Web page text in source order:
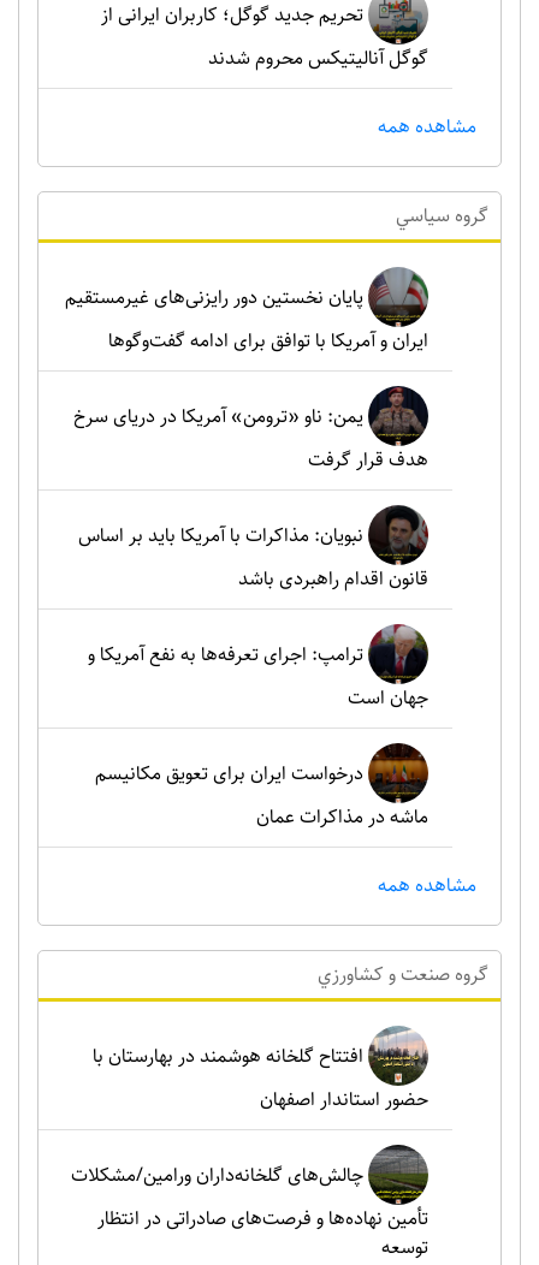
تحریم جدید گوگل؛ کاربران ایرانی از
گوگل آنالیتیکس محروم شدند
مشاهده همه
گروه سياسي
پایان نخستین دور رایزنی‌های غیرمستقیم
ایران و آمریکا با توافق برای ادامه گفت‌وگوها
یمن: ناو «ترومن» آمریکا در دریای سرخ
هدف قرار گرفت
نبویان: مذاکرات با آمریکا باید بر اساس
قانون اقدام راهبردی باشد
ترامپ: اجرای تعرفه‌ها به نفع آمریکا و
جهان است
درخواست ایران برای تعویق مکانیسم
ماشه در مذاکرات عمان
مشاهده همه
گروه صنعت و کشاورزي
افتتاح گلخانه هوشمند در بهارستان با
حضور استاندار اصفهان
چالش‌های گلخانه‌داران ورامین/مشکلات
تأمین نهاده‌ها و فرصت‌های صادراتی در انتظار
توسعه